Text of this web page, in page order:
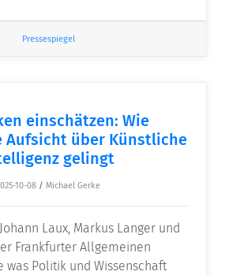
Pressespiegel
einschätzen: Wie
Aufsicht über Künstliche
gelingt
10-08 / Michael Gerke
Laux, Markus Langer und
Frankfurter Allgemeinen
was Politik und Wissenschaft